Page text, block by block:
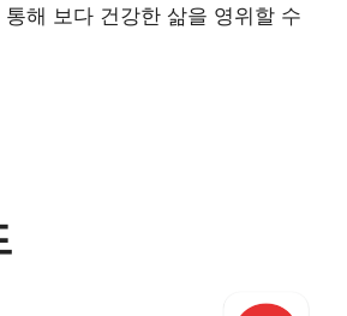
해 보다 건강한 삶을 영위할 수